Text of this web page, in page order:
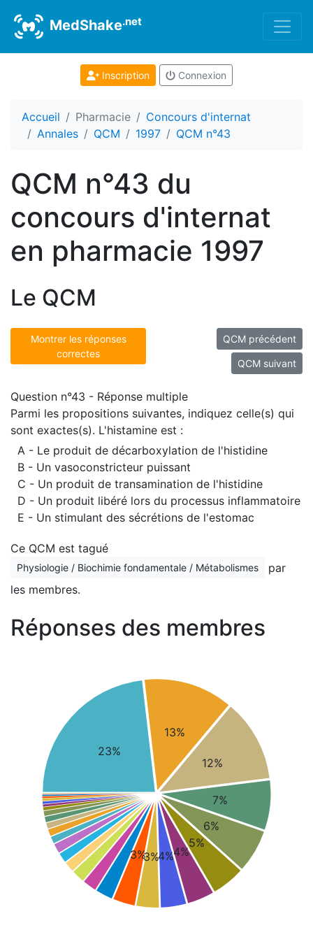
MedShake.net
Inscription Connexion
Accueil Pharmacie
Concours d'internat
Annales
QCM 1997 QCM n°43
QCM n°43 du
concours d'internat
en pharmacie 1997
Le QCM
Montrer les réponses
correctes
QCM précédent
QCM suivant
Question n°43 - Réponse multiple
Parmi les propositions suivantes, indiquez celle(s) qui
sont exactes(s). L'histamine est :
A - Le produit de décarboxylation de l'histidine
B - Un vasoconstricteur puissant
C - Un produit de transamination de l'histidine
D - Un produit libéré lors du processus inflammatoire
E - Un stimulant des sécrétions de l'estomac
Ce QCM est tagué
Physiologie / Biochimie fondamentale / Métabolismes
par
les membres.
Réponses des membres
23%
13%
12%
7%
6%
5%
4%
4%
3%
3%